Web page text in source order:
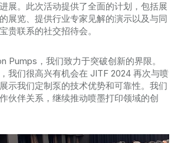
展。此次活动提供了全面的计划，包括展
展览、提供行业专家见解的演示以及与同
贵联系的社交招待会。
Pumps，我们致力于突破创新的界限。
我们很高兴有机会在 JITF 2024 再次与喷
示我们定制泵的技术优势和可靠性。我们
伙伴关系，继续推动喷墨打印领域的创